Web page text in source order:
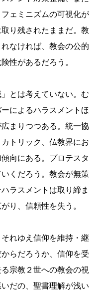
ェミニズムの可視化が
り残されたままだ。教
なければ、教会の公的
性があるだろう。
とは考えていない。む
によるハラスメントほ
まりつつある。統一協
トリック、仏教界にお
向にある。プロテスタ
くだろう。教会が無策
ラスメントは取り締ま
り、信頼性を失う。
れゆえ信仰を維持・継
らだろうか、信仰を受
宗教２世への教会の視
だの、聖書理解が浅い